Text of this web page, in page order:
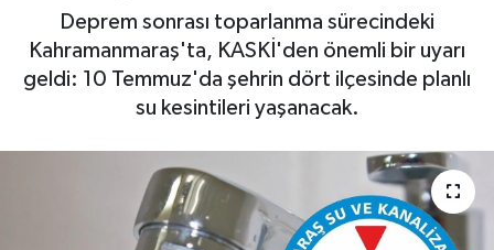
Deprem sonrası toparlanma sürecindeki
Kahramanmaraş'ta, KASKİ'den önemli bir uyarı
geldi: 10 Temmuz'da şehrin dört ilçesinde planlı
su kesintileri yaşanacak.
Haberde İnsan
Kültür Sanat
Magazin
Manşet Altı